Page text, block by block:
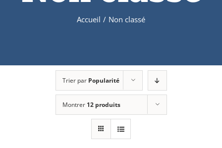
Accueil / Non classé
Trier par Popularité
Montrer 12 produits